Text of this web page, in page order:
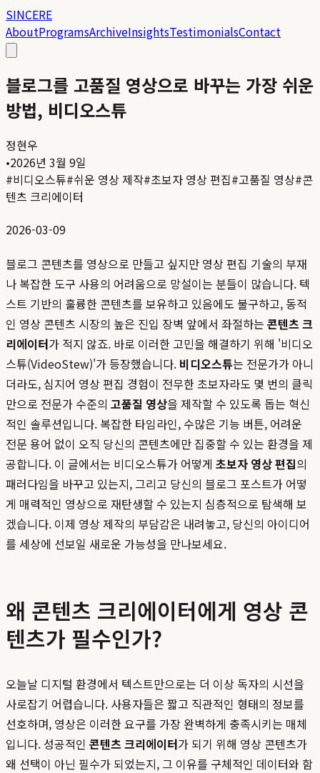
SINCERE
AboutProgramsArchiveInsightsTestimonialsContact
블로그를 고품질 영상으로 바꾸는 가장 쉬운
방법, 비디오스튜
정현우
•2026년 3월 9일
#비디오스튜#쉬운 영상 제작#초보자 영상 편집#고품질 영상#콘
텐츠 크리에이터
2026-03-09
블로그 콘텐츠를 영상으로 만들고 싶지만 영상 편집 기술의 부재
나 복잡한 도구 사용의 어려움으로 망설이는 분들이 많습니다. 텍
스트 기반의 훌륭한 콘텐츠를 보유하고 있음에도 불구하고, 동적
인 영상 콘텐츠 시장의 높은 진입 장벽 앞에서 좌절하는 콘텐츠 크
리에이터가 적지 않죠. 바로 이러한 고민을 해결하기 위해 '비디오
스튜(VideoStew)'가 등장했습니다. 비디오스튜는 전문가가 아니
더라도, 심지어 영상 편집 경험이 전무한 초보자라도 몇 번의 클릭
만으로 전문가 수준의 고품질 영상을 제작할 수 있도록 돕는 혁신
적인 솔루션입니다. 복잡한 타임라인, 수많은 기능 버튼, 어려운
전문 용어 없이 오직 당신의 콘텐츠에만 집중할 수 있는 환경을 제
공합니다. 이 글에서는 비디오스튜가 어떻게 초보자 영상 편집의
패러다임을 바꾸고 있는지, 그리고 당신의 블로그 포스트가 어떻
게 매력적인 영상으로 재탄생할 수 있는지 심층적으로 탐색해 보
겠습니다. 이제 영상 제작의 부담감은 내려놓고, 당신의 아이디어
를 세상에 선보일 새로운 가능성을 만나보세요.
왜 콘텐츠 크리에이터에게 영상 콘
텐츠가 필수인가?
오늘날 디지털 환경에서 텍스트만으로는 더 이상 독자의 시선을
사로잡기 어렵습니다. 사용자들은 짧고 직관적인 형태의 정보를
선호하며, 영상은 이러한 요구를 가장 완벽하게 충족시키는 매체
입니다. 성공적인 콘텐츠 크리에이터가 되기 위해 영상 콘텐츠가
왜 선택이 아닌 필수가 되었는지, 그 이유를 구체적인 데이터와 함